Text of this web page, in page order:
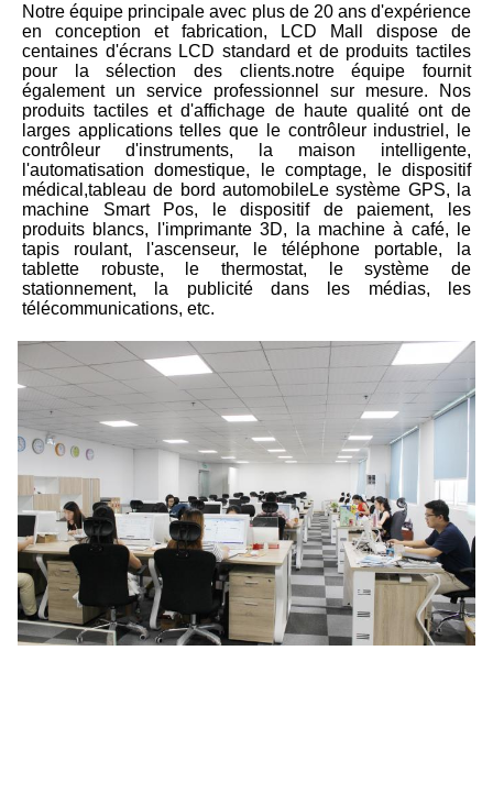
Notre équipe principale avec plus de 20 ans d'expérience
en conception et fabrication, LCD Mall dispose de
centaines d'écrans LCD standard et de produits tactiles
pour la sélection des clients.notre équipe fournit
également un service professionnel sur mesure. Nos
produits tactiles et d'affichage de haute qualité ont de
larges applications telles que le contrôleur industriel, le
contrôleur d'instruments, la maison intelligente,
l'automatisation domestique, le comptage, le dispositif
médical,tableau de bord automobileLe système GPS, la
machine Smart Pos, le dispositif de paiement, les
produits blancs, l'imprimante 3D, la machine à café, le
tapis roulant, l'ascenseur, le téléphone portable, la
tablette robuste, le thermostat, le système de
stationnement, la publicité dans les médias, les
télécommunications, etc.